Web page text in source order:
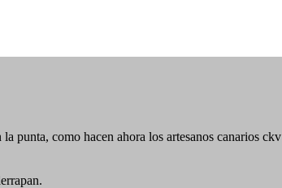
punta, como hacen ahora los artesanos canarios